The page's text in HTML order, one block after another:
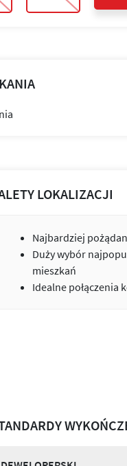
LOKALIZACJI
Najbardziej
Duży wybór
mieszkań
Idealne połączenia